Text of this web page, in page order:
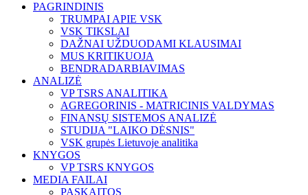
PAGRINDINIS
TRUMPAI APIE VSK
VSK TIKSLAI
DAŽNAI UŽDUODAMI KLAUSIMAI
MUS KRITIKUOJA
BENDRADARBIAVIMAS
ANALIZĖ
VP TSRS ANALITIKA
AGREGORINIS - MATRICINIS VALDYMAS
FINANSŲ SISTEMOS ANALIZĖ
STUDIJA "LAIKO DĖSNIS"
VSK grupės Lietuvoje analitika
KNYGOS
VP TSRS KNYGOS
MEDIA FAILAI
PASKAITOS